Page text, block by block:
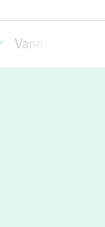
Vandaag